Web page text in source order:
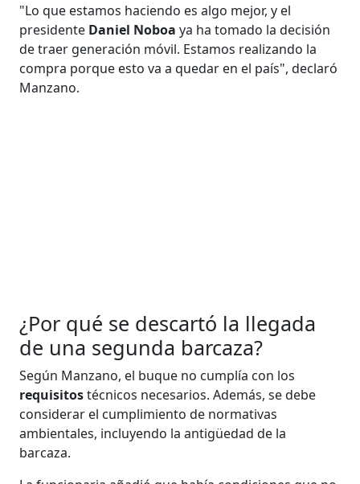
"Lo que estamos haciendo es algo mejor, y el
presidente Daniel Noboa ya ha tomado la decisión
de traer generación móvil. Estamos realizando la
compra porque esto va a quedar en el país", declaró
Manzano.
¿Por qué se descartó la llegada
de una segunda barcaza?
Según Manzano, el buque no cumplía con los
requisitostécnicos necesarios. Además, se debe
considerar el cumplimiento de normativas
ambientales, incluyendo la antigüedad de la
barcaza.